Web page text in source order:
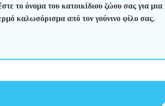
το όνομα του κατοικίδιου ζώου σας για μια
καλωσόρισμα από τον γούνινο φίλο σας.